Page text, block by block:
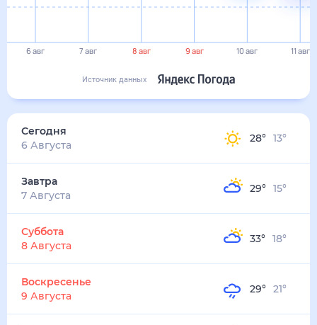
6 авг 7 авг 8 авг 9 авг 10 авг 11 авг
Источник данных
Сегодня
6 Августа
28° 13°
Завтра
7 Августа
29° 15°
Суббота
8 Августа
33° 18°
Воскресенье
9 Августа
29° 21°